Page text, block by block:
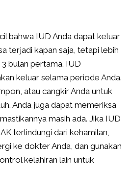
bahwa IUD Anda dapat keluar
terjadi kapan saja, tetapi lebih
bulan pertama. IUD
keluar selama periode Anda.
atau cangkir Anda untuk
Anda juga dapat memeriksa
masih ada. Jika IUD
terlindungi dari kehamilan,
ke dokter Anda, dan gunakan
kelahiran lain untuk